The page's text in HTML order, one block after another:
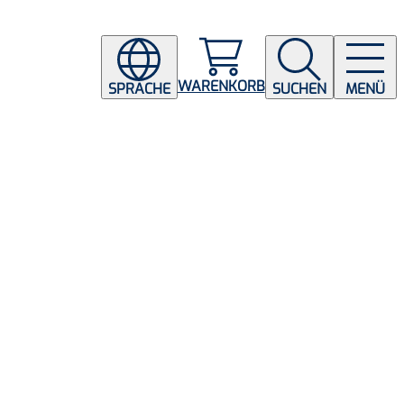
SPRACHE WARENKORB SUCHEN MENÜ